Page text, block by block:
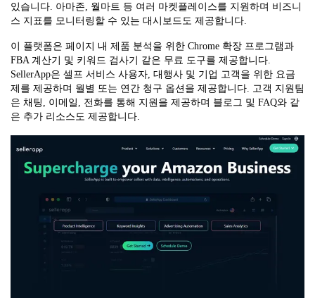
있습니다. 아마존, 월마트 등 여러 마켓플레이스를 지원하며 비즈니
스 지표를 모니터링할 수 있는 대시보드도 제공합니다.
이 플랫폼은 페이지 내 제품 분석을 위한 Chrome 확장 프로그램과
FBA 계산기 및 키워드 검사기 같은 무료 도구를 제공합니다.
SellerApp은 셀프 서비스 사용자, 대행사 및 기업 고객을 위한 요금
제를 제공하며 월별 또는 연간 청구 옵션을 제공합니다. 고객 지원팀
은 채팅, 이메일, 전화를 통해 지원을 제공하며 블로그 및 FAQ와 같
은 추가 리소스도 제공합니다.